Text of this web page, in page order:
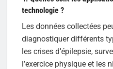
technologie ?
Les données collectées
diagnostiquer différents
les crises d’épilepsie,
l’exercice physique et les